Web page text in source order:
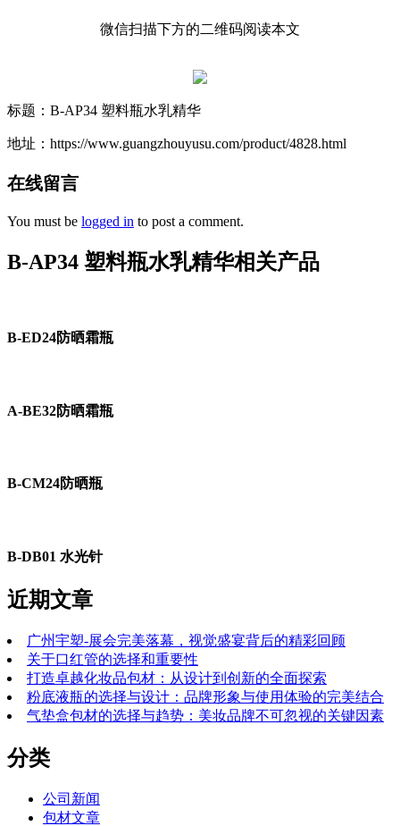
微信扫描下方的二维码阅读本文
标题：B-AP34 塑料瓶水乳精华
地址：https://www.guangzhouyusu.com/product/4828.html
在线留言
You must be logged in to post a comment.
B-AP34 塑料瓶水乳精华相关产品
B-ED24防晒霜瓶
A-BE32防晒霜瓶
B-CM24防晒瓶
B-DB01 水光针
近期文章
广州宇塑-展会完美落幕，视觉盛宴背后的精彩回顾
关于口红管的选择和重要性
打造卓越化妆品包材：从设计到创新的全面探索
粉底液瓶的选择与设计：品牌形象与使用体验的完美结合
气垫盒包材的选择与趋势：美妆品牌不可忽视的关键因素
分类
公司新闻
包材文章